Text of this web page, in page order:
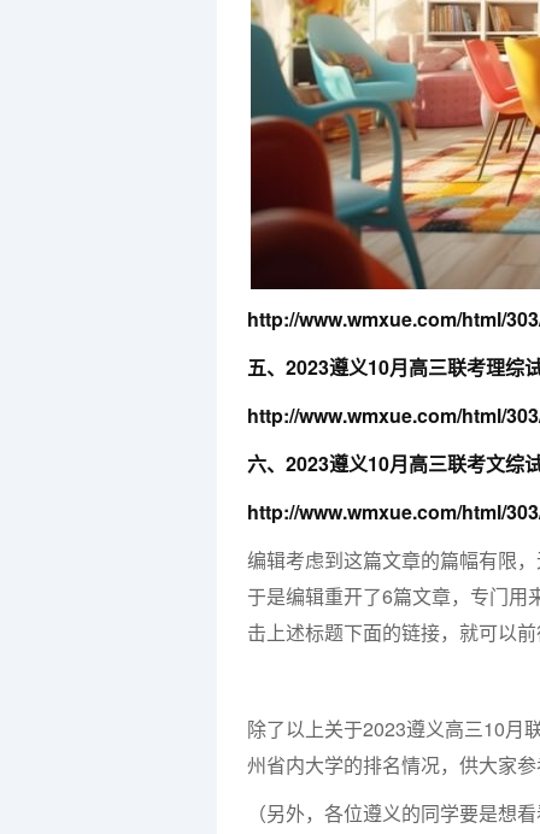
http://www.wmxue.com/html/
五、2023遵义10月高三联考理综
http://www.wmxue.com/html/
六、2023遵义10月高三联考文综
http://www.wmxue.com/html/
编辑考虑到这篇文章的篇幅有限
于是编辑重开了6篇文章，专门用
击上述标题下面的链接，就可以
除了以上关于2023遵义高三10月
州省内大学的排名情况，供大家
（另外，各位遵义的同学要是想